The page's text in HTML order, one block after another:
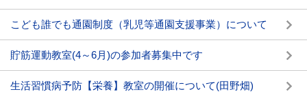
こども誰でも通園制度（乳児等通園支援事業）について
貯筋運動教室(4～6月)の参加者募集中です
生活習慣病予防【栄養】教室の開催について(田野畑)